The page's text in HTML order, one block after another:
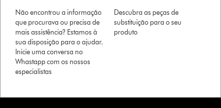
Não encontrou a informação
que procurava ou precisa de
mais assistência? Estamos à
sua disposição para o ajudar.
Inicie uma conversa no
Whastapp com os nossos
especialistas
Descubra as peças de
substituição para o seu
produto